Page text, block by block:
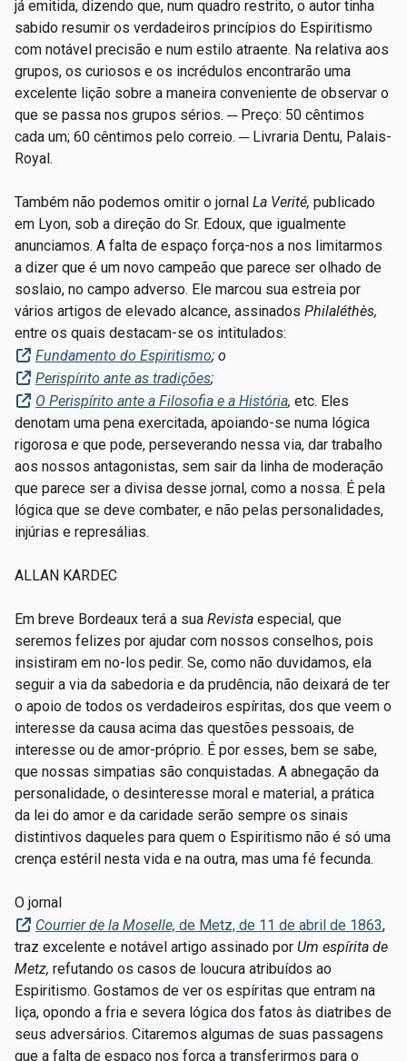
já emitida, dizendo que, num quadro restrito, o autor tinha
sabido resumir os verdadeiros princípios do Espiritismo
com notável precisão e num estilo atraente. Na relativa aos
grupos, os curiosos e os incrédulos encontrarão uma
excelente lição sobre a maneira conveniente de observar o
que se passa nos grupos sérios. ─ Preço: 50 cêntimos
cada um; 60 cêntimos pelo correio. ─ Livraria Dentu, Palais-
Royal.
Também não podemos omitir o jornal La Verité, publicado
em Lyon, sob a direção do Sr. Edoux, que igualmente
anunciamos. A falta de espaço força-nos a nos limitarmos
a dizer que é um novo campeão que parece ser olhado de
soslaio, no campo adverso. Ele marcou sua estreia por
vários artigos de elevado alcance, assinados Philaléthès,
entre os quais destacam-se os intitulados:
Fundamento do Espiritismo; o
Perispírito ante as tradições;
O Perispírito ante a Filosofia e a História, etc. Eles
denotam uma pena exercitada, apoiando-se numa lógica
rigorosa e que pode, perseverando nessa via, dar trabalho
aos nossos antagonistas, sem sair da linha de moderação
que parece ser a divisa desse jornal, como a nossa. É pela
lógica que se deve combater, e não pelas personalidades,
injúrias e represálias.
ALLAN KARDEC
Em breve Bordeaux terá a sua Revista especial, que
seremos felizes por ajudar com nossos conselhos, pois
insistiram em no-los pedir. Se, como não duvidamos, ela
seguir a via da sabedoria e da prudência, não deixará de ter
o apoio de todos os verdadeiros espíritas, dos que veem o
interesse da causa acima das questões pessoais, de
interesse ou de amor-próprio. É por esses, bem se sabe,
que nossas simpatias são conquistadas. A abnegação da
personalidade, o desinteresse moral e material, a prática
da lei do amor e da caridade serão sempre os sinais
distintivos daqueles para quem o Espiritismo não é só uma
crença estéril nesta vida e na outra, mas uma fé fecunda.
O jornal
Courrier de la Moselle, de Metz, de 11 de abril de 1863,
traz excelente e notável artigo assinado por Um espírita de
Metz, refutando os casos de loucura atribuídos ao
Espiritismo. Gostamos de ver os espíritas que entram na
liça, opondo a fria e severa lógica dos fatos às diatribes de
seus adversários. Citaremos algumas de suas passagens
que a falta de espaço nos força a transferirmos para o